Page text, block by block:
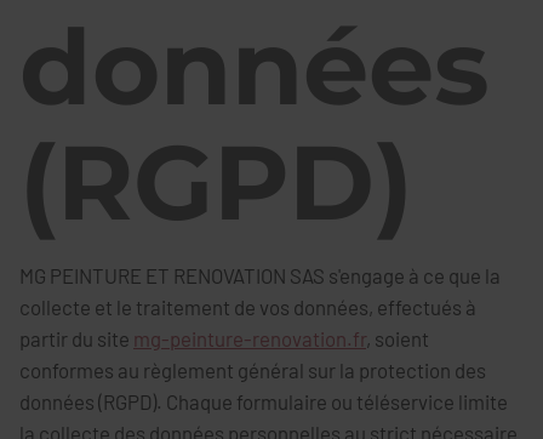
données
(RGPD)
MG PEINTURE ET RENOVATION SAS s'engage à ce que la
collecte et le traitement de vos données, effectués à
partir du site mg-peinture-renovation.fr, soient
conformes au règlement général sur la protection des
données (RGPD). Chaque formulaire ou téléservice limite
la collecte des données personnelles au strict nécessaire